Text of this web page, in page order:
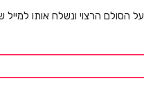
הסולם הרצוי ונשלח אותו